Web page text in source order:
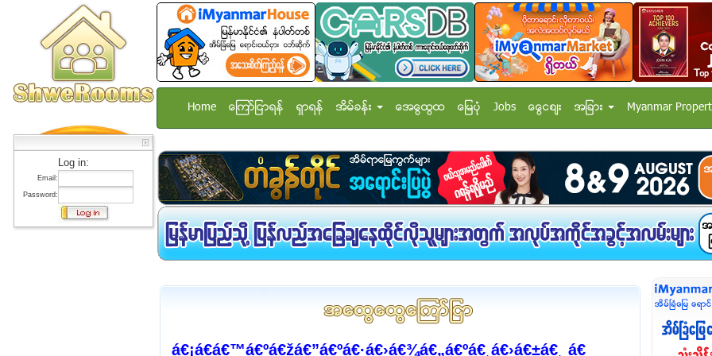
Log in:
Email:
Password:
Home ေၾကာ္ျငာရန္ ရွာရန္ အိမ္ခန္း အေထြေထြ ေျမပံု Jobs ေငြေစ်း အျခား Myanmar
á€¡á€­á€™á€ºá€žá€”á€ºá€·á€›á€¾á€„á€ºá€¸á€›á€±á€¸ á€